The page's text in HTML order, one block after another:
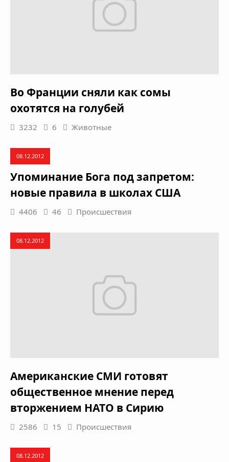
Во Франции сняли как сомы
охотятся на голубей
3232 6 Животные
08.12.2012
Упоминание Бога под запретом:
новые правила в школах США
4406 46 Происшествия
08.12.2012
Американские СМИ готовят
общественное мнение перед
вторжением НАТО в Сирию
2586 15 Происшествия
08.12.2012